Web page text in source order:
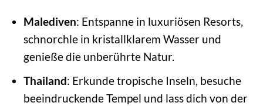
Malediven: Entspanne in luxuriösen Resorts,
schnorchle in kristallklarem Wasser und
genieße die unberührte Natur.
Thailand: Erkunde tropische Inseln, besuche
beeindruckende Tempel und lass dich von der